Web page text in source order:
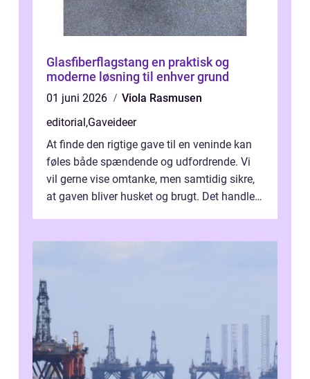
Glasfiberflagstang en praktisk og
moderne løsning til enhver grund
01 juni 2026
Viola Rasmusen
editorial,Gaveideer
At finde den rigtige gave til en veninde kan
føles både spændende og udfordrende. Vi
vil gerne vise omtanke, men samtidig sikre,
at gaven bliver husket og brugt. Det handler